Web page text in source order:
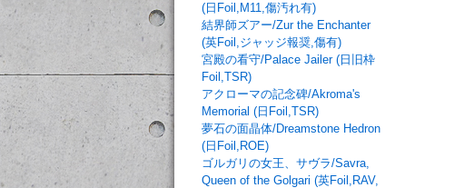
(日Foil,M11,傷汚れ有)
結界師ズアー/Zur the Enchanter
(英Foil,ジャッジ報奨,傷有)
宮殿の看守/Palace Jailer (日旧枠
Foil,TSR)
アクローマの記念碑/Akroma's
Memorial (日Foil,TSR)
夢石の面晶体/Dreamstone Hedron
(日Foil,ROE)
ゴルガリの女王、サヴラ/Savra,
Queen of the Golgari (英Foil,RAV,